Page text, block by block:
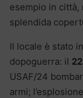
esempio in città,
splendida
Il locale è stato
dopoguerra: il
USAF/24
armi;